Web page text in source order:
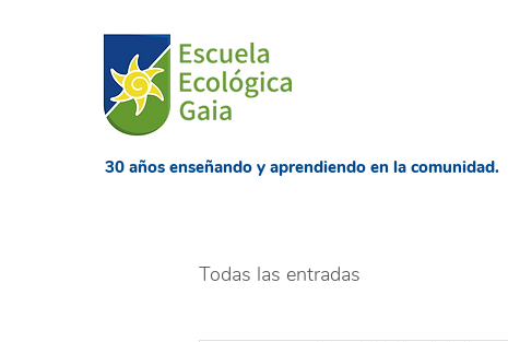
​30 años enseñando y aprendiendo en la comunidad.
Todas las entradas